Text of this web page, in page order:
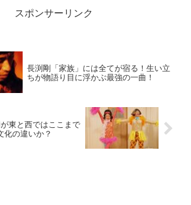
スポンサーリンク
長渕剛「家族」には全てが宿る！生い立
ちが物語り目に浮かぶ最強の一曲！
東と西ではここまで
化の違いか？